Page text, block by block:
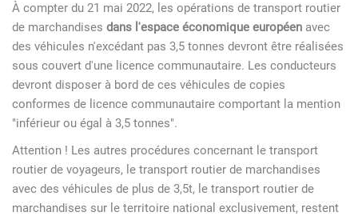
À compter du 21 mai 2022, les opérations de transport routier
de marchandises dans l'espace économique européen avec
des véhicules n'excédant pas 3,5 tonnes devront être réalisées
sous couvert d'une licence communautaire. Les conducteurs
devront disposer à bord de ces véhicules de copies
conformes de licence communautaire comportant la mention
"inférieur ou égal à 3,5 tonnes".
Attention ! Les autres procédures concernant le transport
routier de voyageurs, le transport routier de marchandises
avec des véhicules de plus de 3,5t, le transport routier de
marchandises sur le territoire national exclusivement, restent